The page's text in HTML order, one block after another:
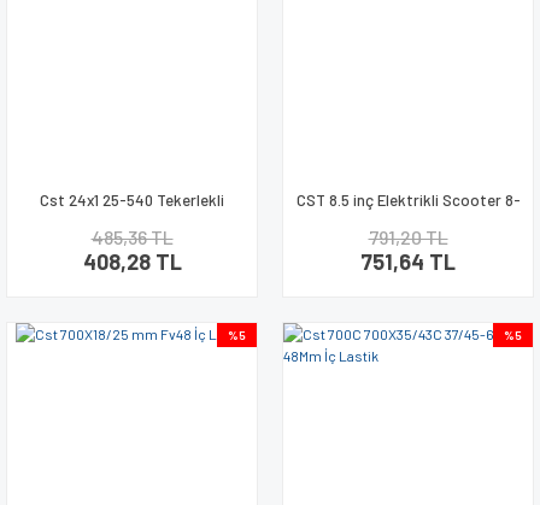
Cst 24x1 25-540 Tekerlekli
485,36 TL
408,28 TL
CST 8.5 inç Elektrikli Scooter 8-
791,20 TL
751,64 TL
%5 %5